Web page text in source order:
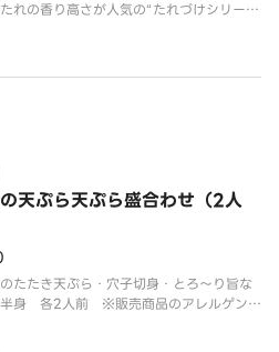
れの香り高さが人気の“たれづけシリー
天ぷら天ぷら盛合わせ（2人
たたき天ぷら・穴子切身・とろ～り旨な
半身 各2人前 ※販売商品のアレルゲン情